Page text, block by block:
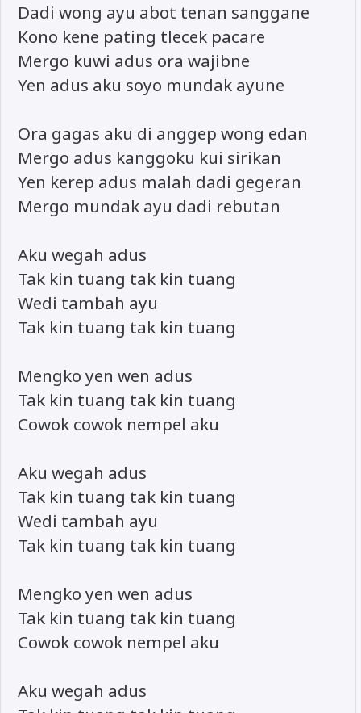
Dadi wong ayu abot tenan sanggane
Kono kene pating tlecek pacare
Mergo kuwi adus ora wajibne
Yen adus aku soyo mundak ayune
Ora gagas aku di anggep wong edan
Mergo adus kanggoku kui sirikan
Yen kerep adus malah dadi gegeran
Mergo mundak ayu dadi rebutan
Aku wegah adus
Tak kin tuang tak kin tuang
Wedi tambah ayu
Tak kin tuang tak kin tuang
Mengko yen wen adus
Tak kin tuang tak kin tuang
Cowok cowok nempel aku
Aku wegah adus
Tak kin tuang tak kin tuang
Wedi tambah ayu
Tak kin tuang tak kin tuang
Mengko yen wen adus
Tak kin tuang tak kin tuang
Cowok cowok nempel aku
Aku wegah adus